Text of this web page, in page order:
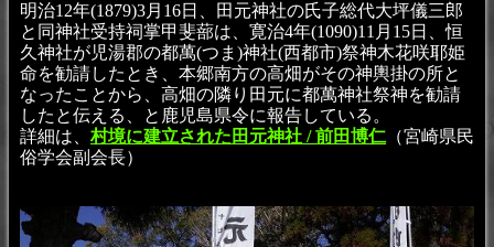
明治12年(1879)3月16日、田元神社の氏子総代大坪儀三郎
と同神社受持祠掌甲斐蔀は、寛治4年(1090)11月15日、恒
久神社が児湯郡の都萬(つま)神社(西都市)祭神木花咲耶姫
命を勧請したとき、本郷南方の高畑がその神輿掛の所と
なったことから、高畑の隣り田元に都萬神社祭神を勧請
したと伝える、と鹿児島県令に報告している。
詳細は、村境に建立された田元神社 / 前田博仁 （宮崎県民
俗学会副会長）